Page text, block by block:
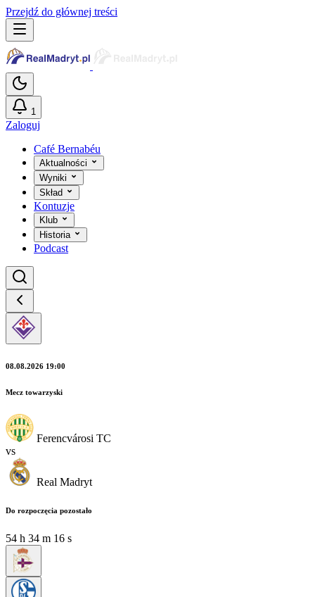
Przejdź do głównej treści
1
Zaloguj
Café Bernabéu
Aktualności
Wyniki
Skład
Kontuzje
Klub
Historia
Podcast
08.08.2026 19:00
Mecz towarzyski
Ferencvárosi TC
vs
Real Madryt
Do rozpoczęcia pozostało
54 h 34 m 14 s